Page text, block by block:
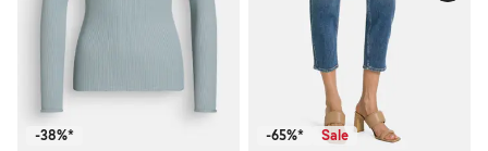
-38%* -65%* Sale